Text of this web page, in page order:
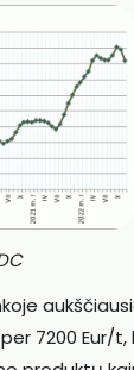
7200 Eur/